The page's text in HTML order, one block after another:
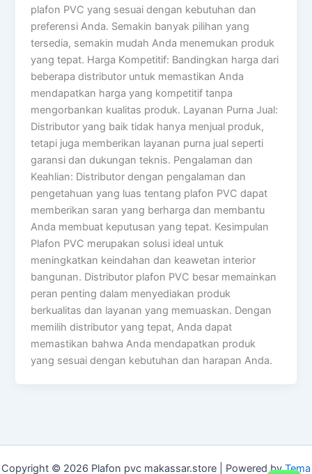
plafon PVC yang sesuai dengan kebutuhan dan
preferensi Anda. Semakin banyak pilihan yang
tersedia, semakin mudah Anda menemukan produk
yang tepat. Harga Kompetitif: Bandingkan harga dari
beberapa distributor untuk memastikan Anda
mendapatkan harga yang kompetitif tanpa
mengorbankan kualitas produk. Layanan Purna Jual:
Distributor yang baik tidak hanya menjual produk,
tetapi juga memberikan layanan purna jual seperti
garansi dan dukungan teknis. Pengalaman dan
Keahlian: Distributor dengan pengalaman dan
pengetahuan yang luas tentang plafon PVC dapat
memberikan saran yang berharga dan membantu
Anda membuat keputusan yang tepat. Kesimpulan
Plafon PVC merupakan solusi ideal untuk
meningkatkan keindahan dan keawetan interior
bangunan. Distributor plafon PVC besar memainkan
peran penting dalam menyediakan produk
berkualitas dan layanan yang memuaskan. Dengan
memilih distributor yang tepat, Anda dapat
memastikan bahwa Anda mendapatkan produk
yang sesuai dengan kebutuhan dan harapan Anda.
Copyright © 2026 Plafon pvc makassar.store | Powered byTema